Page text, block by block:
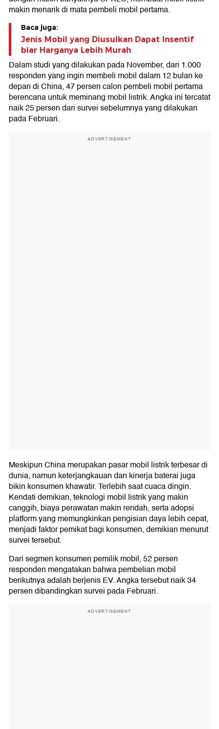
makin menarik di mata pembeli mobil pertama.
Baca juga:
Jenis Mobil yang Diusulkan Dapat Insentif
biar Harganya Lebih Murah
Dalam studi yang dilakukan pada November, dari 1.000
responden yang ingin membeli mobil dalam 12 bulan ke
depan di China, 47 persen calon pembeli mobil pertama
berencana untuk meminang mobil listrik. Angka ini tercatat
naik 25 persen dari survei sebelumnya yang dilakukan
pada Februari.
ADVERTISEMENT
Meskipun China merupakan pasar mobil listrik terbesar di
dunia, namun keterjangkauan dan kinerja baterai juga
bikin konsumen khawatir. Terlebih saat cuaca dingin.
Kendati demikian, teknologi mobil listrik yang makin
canggih, biaya perawatan makin rendah, serta adopsi
platform yang memungkinkan pengisian daya lebih cepat,
menjadi faktor pemikat bagi konsumen, demikian menurut
survei tersebut.
Dari segmen konsumen pemilik mobil, 52 persen
responden mengatakan bahwa pembelian mobil
berikutnya adalah berjenis EV. Angka tersebut naik 34
persen dibandingkan survei pada Februari.
ADVERTISEMENT